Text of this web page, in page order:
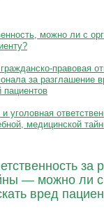
можно ли с
правовая
за разглашение
пациентов
уголовная
медицинской
за
— можно ли с
вред